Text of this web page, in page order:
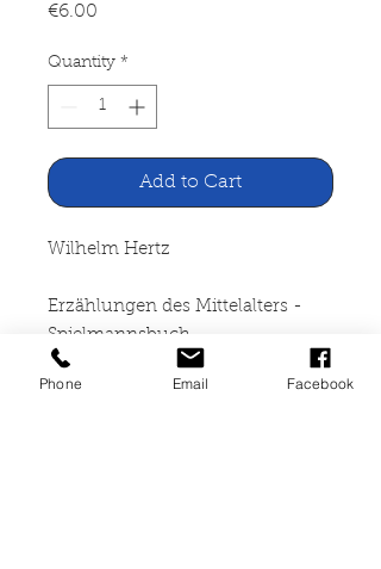
€6.00
Quantity *
Add to Cart
Wilhelm Hertz
Erzählungen des Mittelalters -
Spielmannsbuch
RM Buch und Medien Vertrieb,
Phone Email Facebook